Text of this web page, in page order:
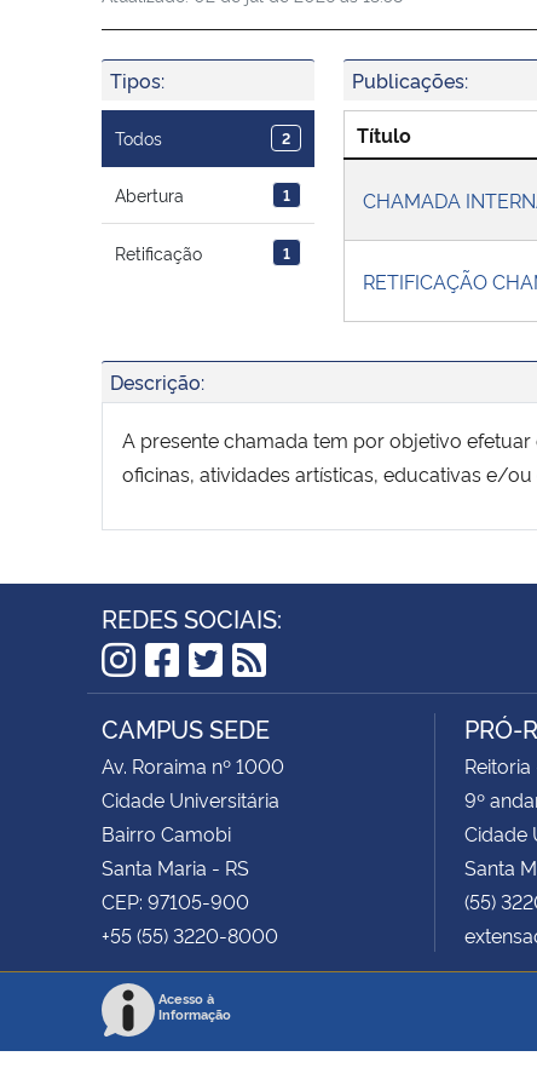
Tipos:
Todos 2
Abertura 1
Retificação 1
Publicações:
Título
CHAMADA
RETIFICAÇÃO
Descrição:
A presente chamada tem por objetivo
oficinas, atividades artísticas, educativas e/
REDES SOCIAIS:
Instagram
Facebook
Twitter
RSS
CAMPUS SEDE
Av. Roraima nº 1000
Cidade Universitária
Bairro Camobi
Santa Maria - RS
CEP: 97105-900
+55 (55) 3220-8000
PRÓ-
9º
Cidade
Santa
(55)
Acesso à
Informação